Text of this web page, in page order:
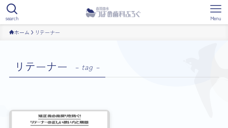
search Menu
ホーム リテーナー
リテーナー – tag –